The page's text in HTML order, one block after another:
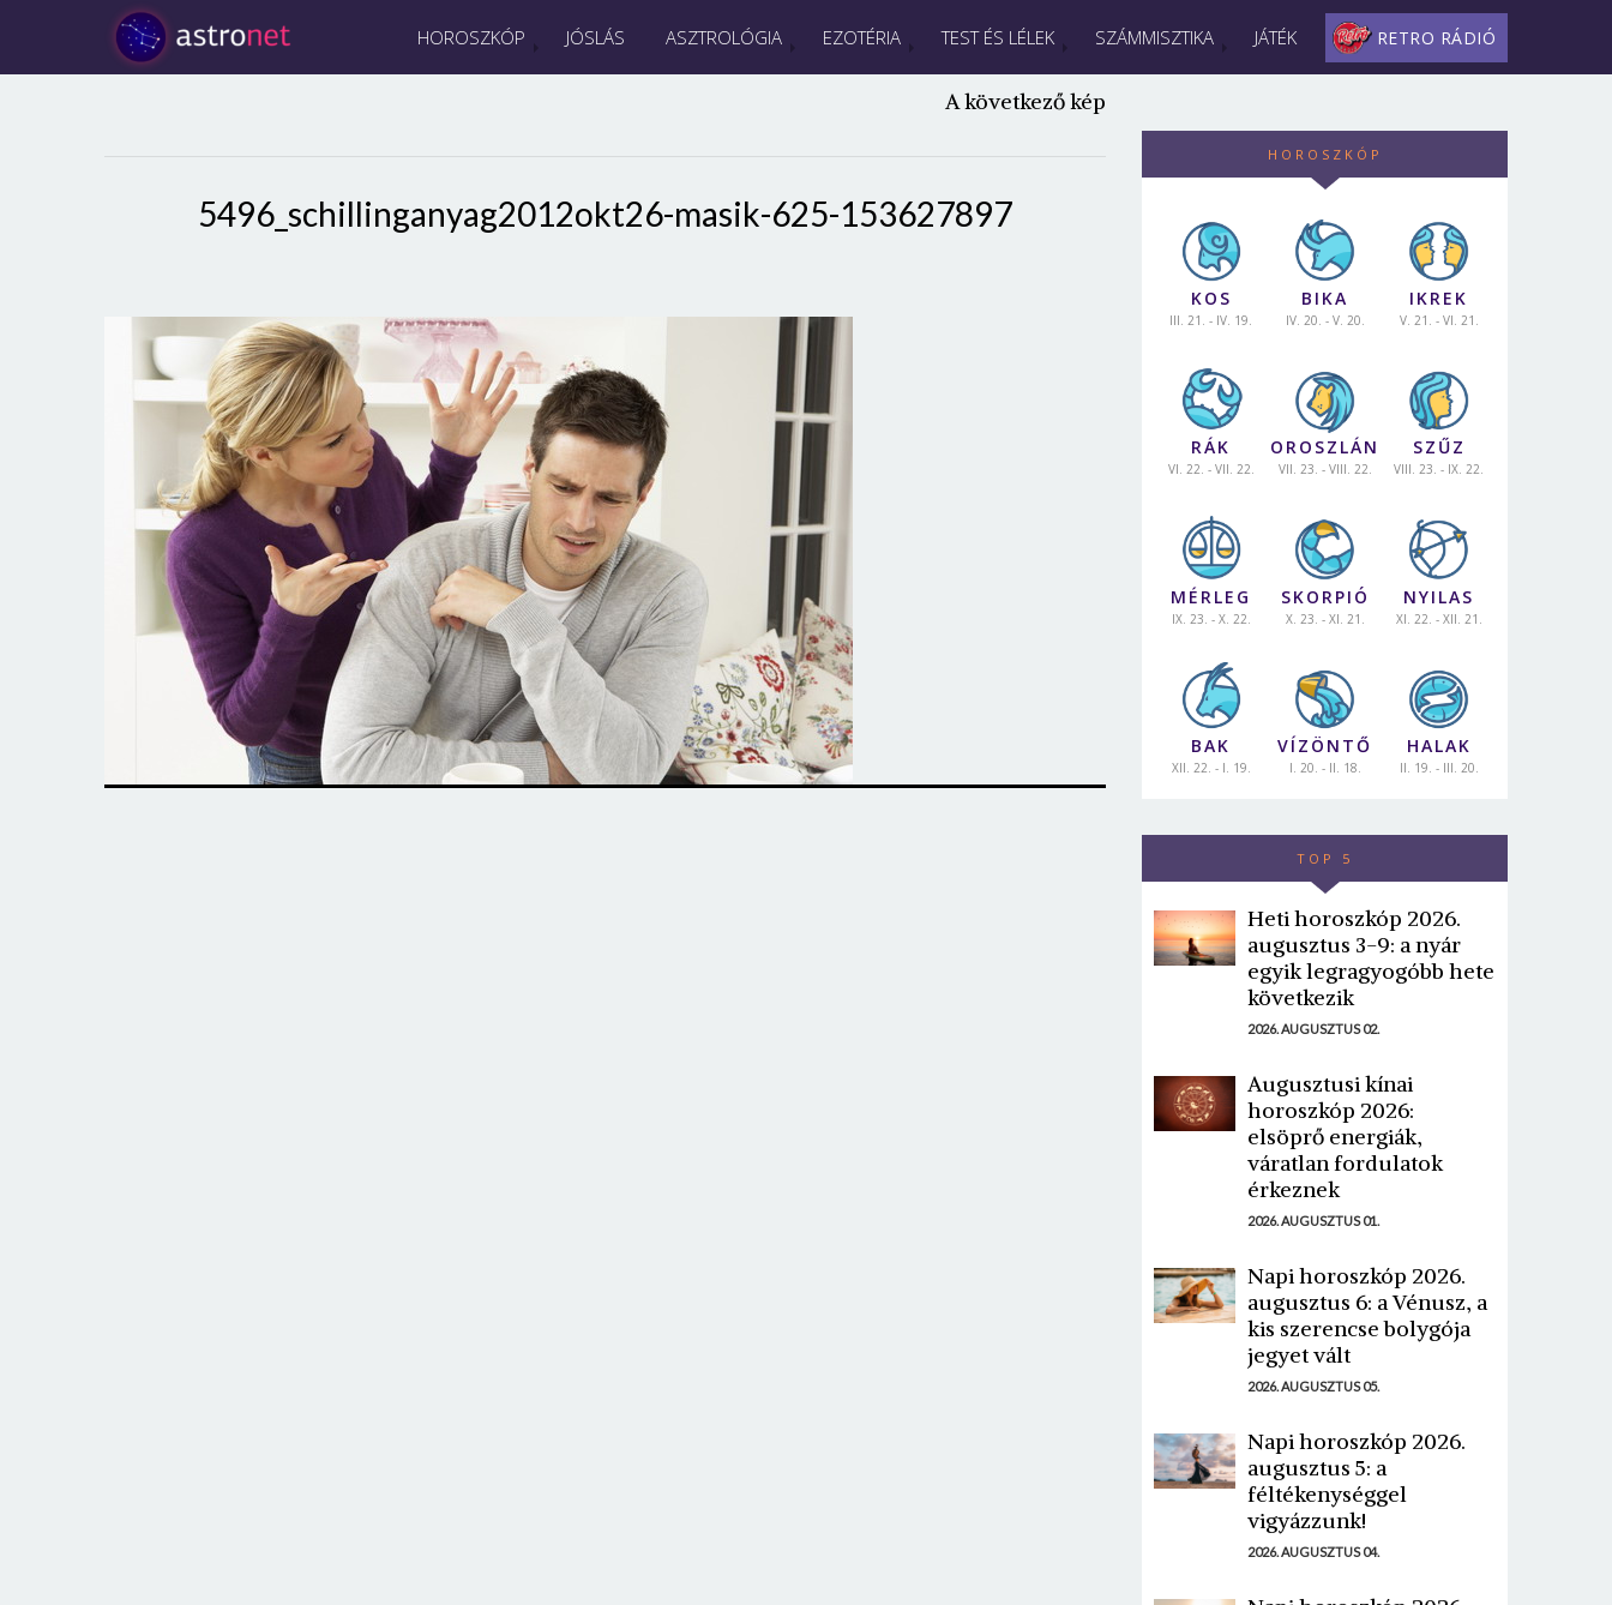
HOROSZKÓP JÓSLÁS ASZTROLÓGIA EZOTÉRIA TEST ÉS LÉLEK SZÁMMISZTIKA JÁTÉK RETRO RÁDIÓ
A következő kép
5496_schillinganyag2012okt26-masik-625-153627897
HOROSZKÓP
KOS
III. 21. - IV. 19.
BIKA
IV. 20. - V. 20.
IKREK
V. 21. - VI. 21.
RÁK
VI. 22. - VII. 22.
OROSZLÁN
VII. 23. - VIII. 22.
SZŰZ
VIII. 23. - IX. 22.
MÉRLEG
IX. 23. - X. 22.
SKORPIÓ
X. 23. - XI. 21.
NYILAS
XI. 22. - XII. 21.
BAK
XII. 22. - I. 19.
VÍZÖNTŐ
I. 20. - II. 18.
HALAK
II. 19. - III. 20.
TOP 5
Heti horoszkóp 2026.
augusztus 3-9: a nyár
egyik legragyogóbb hete
következik
2026. AUGUSZTUS 02.
Augusztusi kínai
horoszkóp 2026:
elsöprő energiák,
váratlan fordulatok
érkeznek
2026. AUGUSZTUS 01.
Napi horoszkóp 2026.
augusztus 6: a Vénusz, a
kis szerencse bolygója
jegyet vált
2026. AUGUSZTUS 05.
Napi horoszkóp 2026.
augusztus 5: a
féltékenységgel
vigyázzunk!
2026. AUGUSZTUS 04.